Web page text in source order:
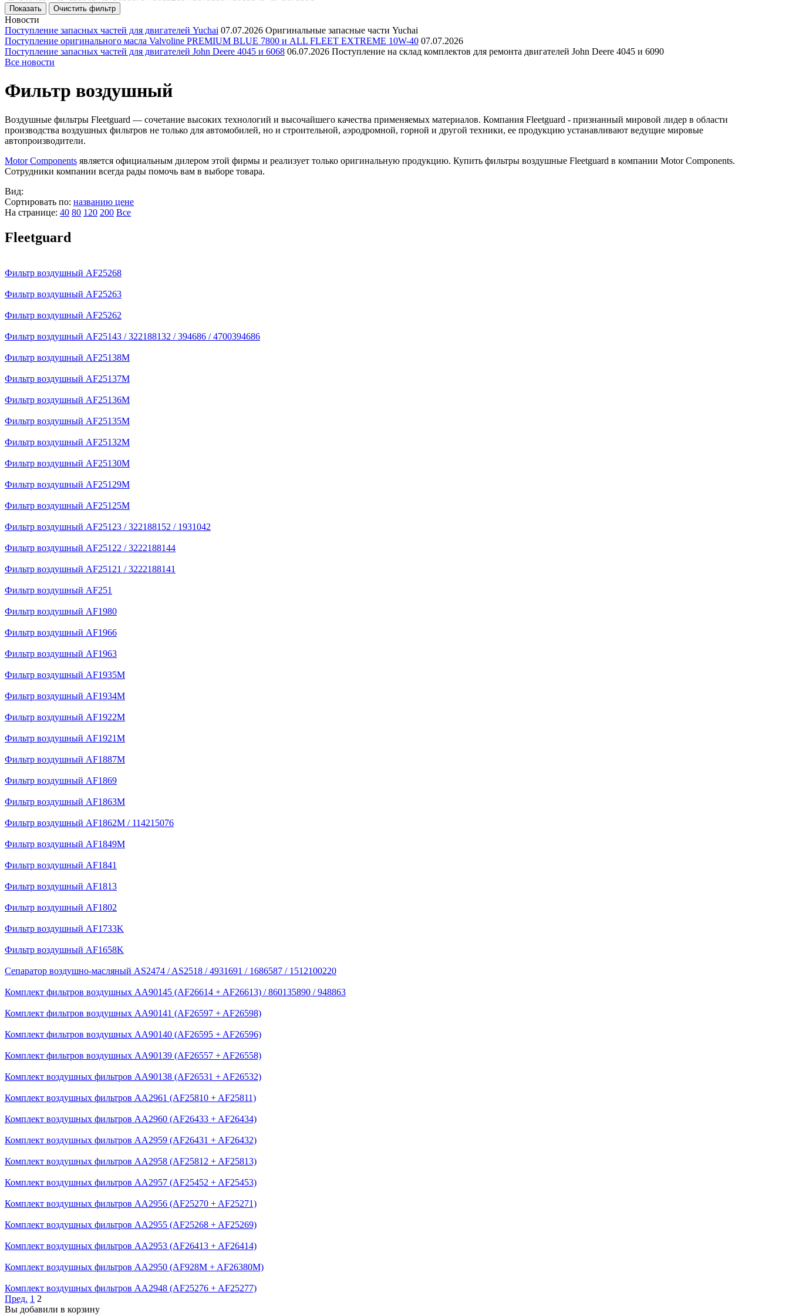
Новости
Поступление запасных частей для двигателей Yuchai 07.07.2026 Оригинальные запасные части Yuchai
Поступление оригинального масла Valvoline PREMIUM BLUE 7800 и ALL FLEET EXTREME 10W-40 07.07.2026
Поступление запасных частей для двигателей John Deere 4045 и 6068 06.07.2026 Поступление на склад комплектов для ремонта двигателей John Deere 4045 и 6090
Все новости
Фильтр воздушный
Воздушные фильтры Fleetguard — сочетание высоких технологий и высочайшего качества применяемых материалов. Компания Fleetguard - признанный мировой лидер в области
производства воздушных фильтров не только для автомобилей, но и строительной, аэродромной, горной и другой техники, ее продукцию устанавливают ведущие мировые
автопроизводители.
Motor Components является официальным дилером этой фирмы и реализует только оригинальную продукцию. Купить фильтры воздушные Fleetguard в компании Motor Components.
Сотрудники компании всегда рады помочь вам в выборе товара.
Вид:
Сортировать по: названию цене
На странице: 40 80 120 200 Все
Fleetguard
Фильтр воздушный AF25268
Фильтр воздушный AF25263
Фильтр воздушный AF25262
Фильтр воздушный AF25143 / 322188132 / 394686 / 4700394686
Фильтр воздушный AF25138M
Фильтр воздушный AF25137M
Фильтр воздушный AF25136M
Фильтр воздушный AF25135M
Фильтр воздушный AF25132M
Фильтр воздушный AF25130M
Фильтр воздушный AF25129M
Фильтр воздушный AF25125M
Фильтр воздушный AF25123 / 322188152 / 1931042
Фильтр воздушный AF25122 / 3222188144
Фильтр воздушный AF25121 / 3222188141
Фильтр воздушный AF251
Фильтр воздушный AF1980
Фильтр воздушный AF1966
Фильтр воздушный AF1963
Фильтр воздушный AF1935M
Фильтр воздушный AF1934M
Фильтр воздушный AF1922M
Фильтр воздушный AF1921M
Фильтр воздушный AF1887M
Фильтр воздушный AF1869
Фильтр воздушный AF1863M
Фильтр воздушный AF1862M / 114215076
Фильтр воздушный AF1849M
Фильтр воздушный AF1841
Фильтр воздушный AF1813
Фильтр воздушный AF1802
Фильтр воздушный AF1733K
Фильтр воздушный AF1658K
Сепаратор воздушно-масляный AS2474 / AS2518 / 4931691 / 1686587 / 1512100220
Комплект фильтров воздушных AA90145 (AF26614 + AF26613) / 860135890 / 948863
Комплект фильтров воздушных AA90141 (AF26597 + AF26598)
Комплект фильтров воздушных AA90140 (AF26595 + AF26596)
Комплект фильтров воздушных AA90139 (AF26557 + AF26558)
Комплект воздушных фильтров AA90138 (AF26531 + AF26532)
Комплект воздушных фильтров AA2961 (AF25810 + AF25811)
Комплект воздушных фильтров AA2960 (AF26433 + AF26434)
Комплект воздушных фильтров AA2959 (AF26431 + AF26432)
Комплект воздушных фильтров AA2958 (AF25812 + AF25813)
Комплект воздушных фильтров AA2957 (AF25452 + AF25453)
Комплект воздушных фильтров AA2956 (AF25270 + AF25271)
Комплект воздушных фильтров AA2955 (AF25268 + AF25269)
Комплект воздушных фильтров AA2953 (AF26413 + AF26414)
Комплект воздушных фильтров AA2950 (AF928M + AF26380M)
Комплект воздушных фильтров AA2948 (AF25276 + AF25277)
Пред. 1 2
Вы добавили в корзину